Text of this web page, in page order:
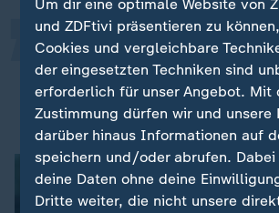
Ohne die stabile
uns nichts.
Björn Bausch, Geschäftsführer der IT-
Um dir eine optimale Website von
und ZDFtivi präsentieren zu
Cookies und vergleichbare
der eingesetzten Techniken sind
erforderlich für unser Angebot. Mit
Zustimmung dürfen wir und unsere
darüber hinaus Informationen auf
speichern und/oder abrufen.
deine Daten ohne deine
Dritte weiter, die nicht unsere